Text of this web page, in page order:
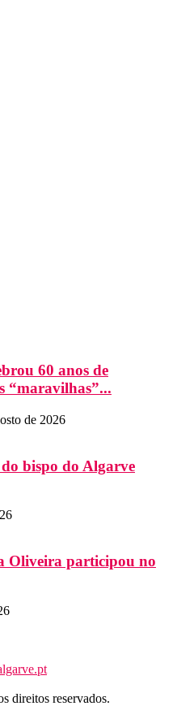
60 anos de
“maravilhas”...
de 2026
bispo do Algarve
Oliveira participou no
direitos reservados.